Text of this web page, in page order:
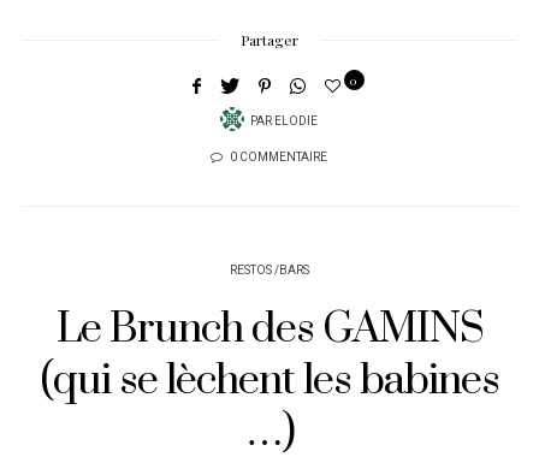
Partager
PAR ELODIE
0
0 COMMENTAIRE
RESTOS /BARS
Le Brunch des GAMINS
(qui se lèchent les babines
…)